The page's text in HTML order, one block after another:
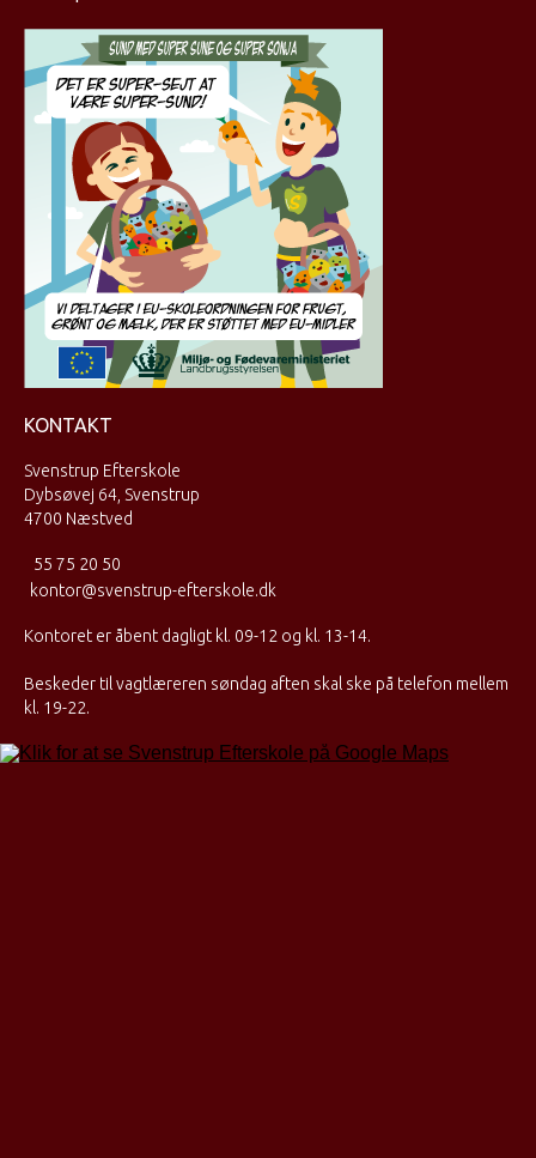
KONTAKT
Svenstrup Efterskole
Dybsøvej 64, Svenstrup
4700 Næstved
55 75 20 50
kontor@svenstrup-efterskole.dk
Kontoret er åbent dagligt kl. 09-12 og kl. 13-14.
Beskeder til vagtlæreren søndag aften skal ske på telefon mellem
kl. 19-22.